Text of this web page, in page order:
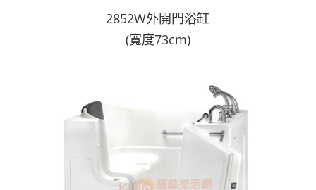
2852W外開門浴缸
(寬度73cm)